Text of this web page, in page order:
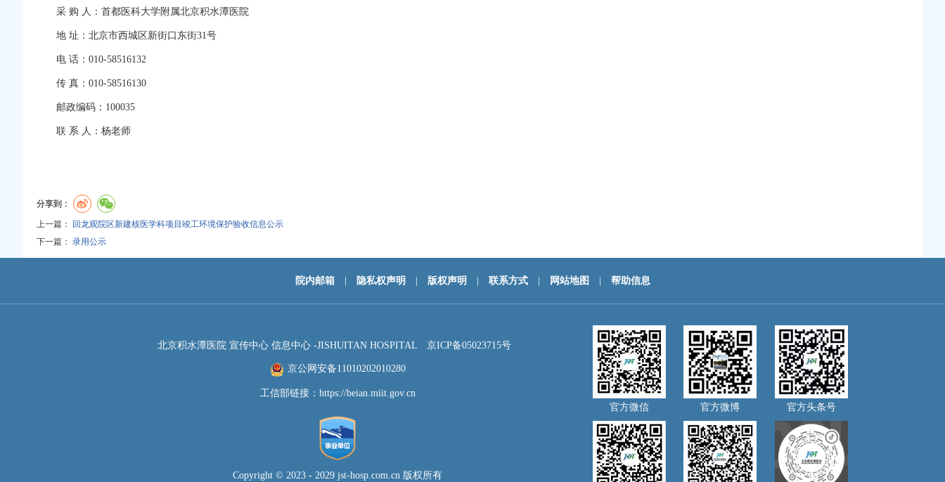
采 购 人：首都医科大学附属北京积水潭医院
地 址：北京市西城区新街口东街31号
电 话： 010-58516132
传 真： 010-58516130
邮政编码： 100035
联 系 人：杨老师
分享到：
上一篇：
回龙观院区新建核医学科项目竣工环境保护验收信息公示
下一篇： 录用公示
院内邮箱 隐私权声明 版权声明 联系方式 网站地图 帮助信息
北京积水潭医院 宣传中心 信息中心 -JISHUITAN HOSPITAL 京ICP备05023715号
京公网安备11010202010280
工信部链接： https://beian.miit.gov.cn
Copyright © 2023 - 2029 jst-hosp.com.cn 版权所有
官方微信 官方微博 官方头条号